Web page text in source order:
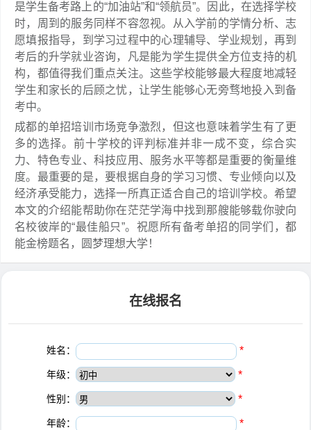
是学生备考路上的“加油站”和“领航员”。因此，在选择学校
时，周到的服务同样不容忽视。从入学前的学情分析、志
愿填报指导，到学习过程中的心理辅导、学业规划，再到
考后的升学就业咨询，凡是能为学生提供全方位支持的机
构，都值得我们重点关注。这些学校能够最大程度地减轻
学生和家长的后顾之忧，让学生能够心无旁骛地投入到备
考中。
成都的单招培训市场竞争激烈，但这也意味着学生有了更
多的选择。前十学校的评判标准并非一成不变，综合实
力、特色专业、科技应用、服务水平等都是重要的衡量维
度。最重要的是，要根据自身的学习习惯、专业倾向以及
经济承受能力，选择一所真正适合自己的培训学校。希望
本文的介绍能帮助你在茫茫学海中找到那艘能够载你驶向
名校彼岸的“最佳船只”。祝愿所有备考单招的同学们，都
能金榜题名，圆梦理想大学！
在线报名
姓名： *
年级： *
性别： *
年龄： *